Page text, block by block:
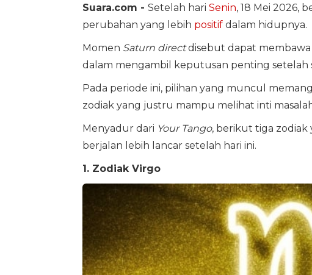
Suara.com - Setelah hari Senin, 18 Mei 2026,
perubahan yang lebih positifdalam hidupnya.
Momen Saturn directdisebut dapat
dalam mengambil keputusan penting
Pada periode ini, pilihan yang muncul
zodiak yang justru mampu melihat inti
Menyadur dari Your Tango, berikut tiga zodiak
berjalan lebih lancar setelah hari ini.
1. Zodiak Virgo